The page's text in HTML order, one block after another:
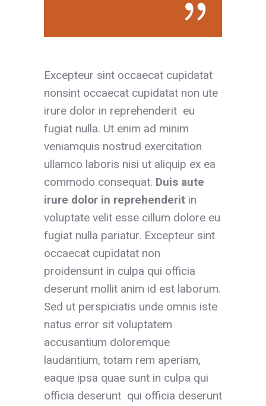
Excepteur sint occaecat cupidatat
nonsint occaecat cupidatat non ute
irure dolor in reprehenderit eu
fugiat nulla. Ut enim ad minim
veniamquis nostrud exercitation
ullamco laboris nisi ut aliquip ex ea
commodo consequat. Duis aute
irure dolor in reprehenderit in
voluptate velit esse cillum dolore eu
fugiat nulla pariatur. Excepteur sint
occaecat cupidatat non
proidensunt in culpa qui officia
deserunt mollit anim id est laborum.
Sed ut perspiciatis unde omnis iste
natus error sit voluptatem
accusantium doloremque
laudantium, totam rem aperiam,
eaque ipsa quae sunt in culpa qui
officia deserunt qui officia deserunt